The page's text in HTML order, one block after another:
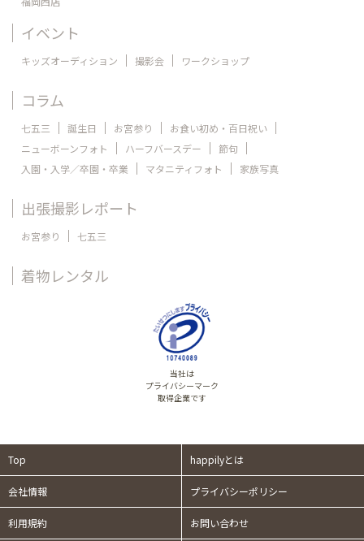
イベント
キッズオーディション 撮影会 ワークショップ
コラム
七五三 誕生日 お宮参り
お食い初め・百日祝い
ニューボーンフォト
ハーフバースデー
節句
入園・入学／卒園・卒業
マタニティフォト 家族写真
出張撮影レポート
お宮参り 七五三
着物レンタル
当社は
プライバシーマーク
取得企業です
Top happilyとは
会社情報 プライバシーポリシー
利用規約 お問い合わせ